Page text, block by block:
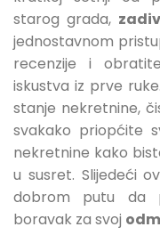
starog grada,
jednostavnom
recenzije i
iskustva iz prve
stanje nekretnine,
svakako priopćite
nekretnine kako
u susret. Slijedeći
dobrom putu da
boravak za svoj